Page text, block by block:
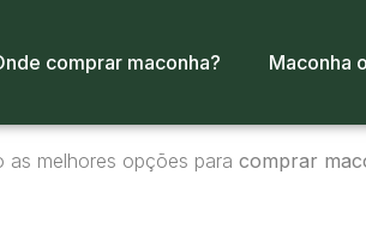
comprar maconha? Maconha
as melhores opções para comprar